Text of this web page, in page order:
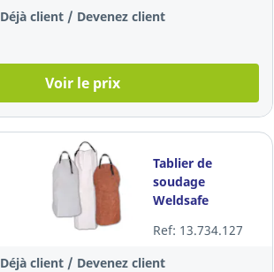
noir, taille L
Déjà client / Devenez client
Voir le prix
Tablier de
soudage
Weldsafe
cuir fleur, taille
90 x 70 cm
Ref: 13.734.127
Déjà client / Devenez client